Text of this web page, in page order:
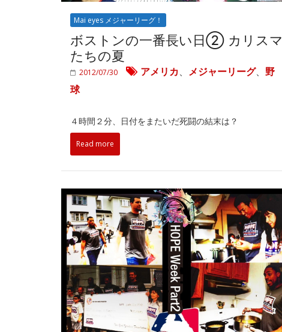
Mai eyes メジャーリーグ！
ボストンの一番長い日② カリスマ
たちの夏
2012/07/30 アメリカ、 メジャーリーグ、 野
球
４時間２分、日付をまたいだ死闘の結末は？
Read more